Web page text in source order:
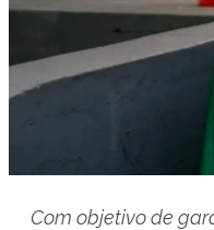
Com objetivo de